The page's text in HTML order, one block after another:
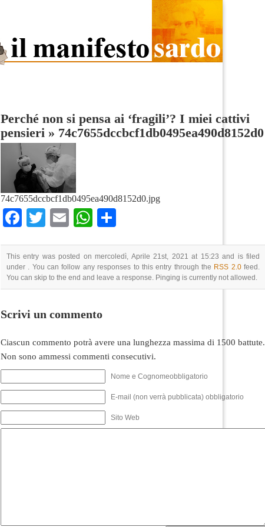
Perché non si pensa ai ‘fragili’? I miei cattivi
pensieri » 74c7655dccbcf1db0495ea490d8152d0
74c7655dccbcf1db0495ea490d8152d0.jpg
Facebook
TwitterEmailWhatsApp
This entry was posted on mercoledì, Aprile 21st, 2021 at 15:23 and is filed
under . You can follow any responses to this entry through the RSS 2.0feed.
You can skip to the end and leave a response. Pinging is currently not allowed.
Scrivi un commento
Ciascun commento potrà avere una lunghezza massima di 1500 battute.
Non sono ammessi commenti consecutivi.
Nome e Cognomeobbligatorio
E-mail (non verrà pubblicata) obbligatorio
Sito Web